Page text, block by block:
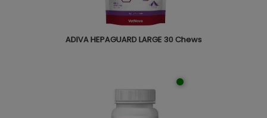
ADIVA HEPAGUARD LARGE 30 Chews